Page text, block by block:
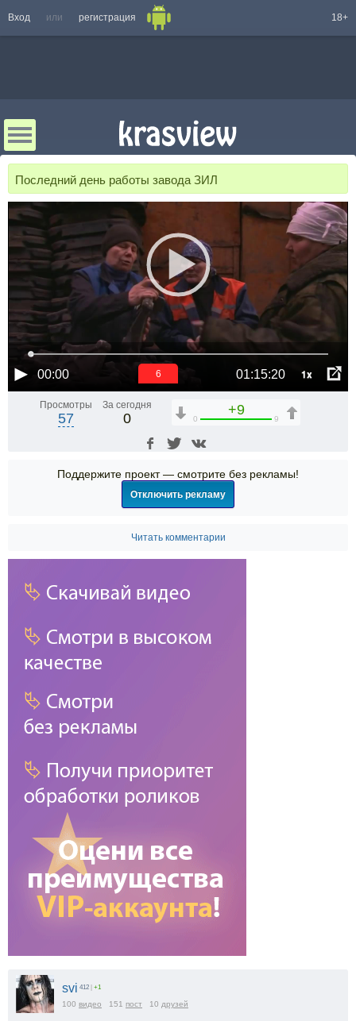
Вход или регистрация 18+
Последний день работы завода ЗИЛ
00:00 01:15:20 1x
6
Просмотры
57
За сегодня
0
+9
0 9
Поддержите проект — смотрите без рекламы!
Отключить рекламу
Читать комментарии
svi 412 +1
100 видео 151 пост 10 друзей